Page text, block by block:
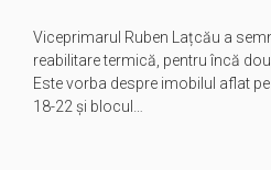
Viceprimarul Ruben Lațcău a
reabilitare termică, pentru încă
Este vorba despre imobilul aflat pe
18-22 și blocul…